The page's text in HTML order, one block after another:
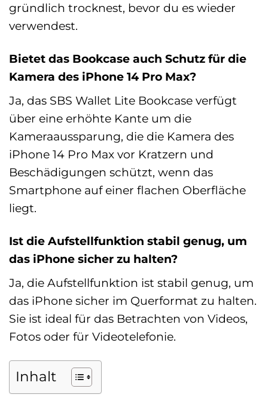
gründlich trocknest, bevor du es wieder
verwendest.
Bietet das Bookcase auch Schutz für die
Kamera des iPhone 14 Pro Max?
Ja, das SBS Wallet Lite Bookcase verfügt
über eine erhöhte Kante um die
Kameraaussparung, die die Kamera des
iPhone 14 Pro Max vor Kratzern und
Beschädigungen schützt, wenn das
Smartphone auf einer flachen Oberfläche
liegt.
Ist die Aufstellfunktion stabil genug, um
das iPhone sicher zu halten?
Ja, die Aufstellfunktion ist stabil genug, um
das iPhone sicher im Querformat zu halten.
Sie ist ideal für das Betrachten von Videos,
Fotos oder für Videotelefonie.
Inhalt